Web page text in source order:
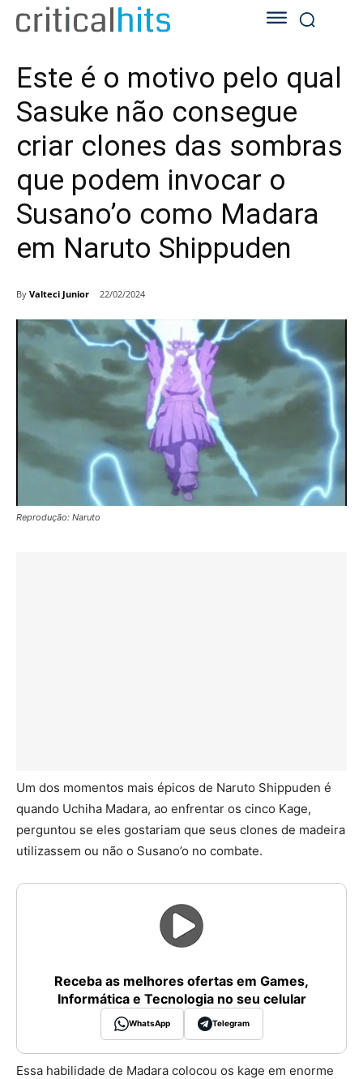
Este é o motivo pelo qual
Sasuke não consegue
criar clones das sombras
que podem invocar o
Susano’o como Madara
em Naruto Shippuden
By Valteci Junior 22/02/2024
Reprodução: Naruto
Um dos momentos mais épicos de Naruto Shippuden é
quando Uchiha Madara, ao enfrentar os cinco Kage,
perguntou se eles gostariam que seus clones de madeira
utilizassem ou não o Susano’o no combate.
Receba as melhores ofertas em Games,
Informática e Tecnologia no seu celular
WhatsApp Telegram
Essa habilidade de Madara colocou os kage em enorme